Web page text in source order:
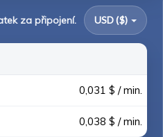
za připojení. USD ($)
0,031 $ / min.
0,038 $ / min.